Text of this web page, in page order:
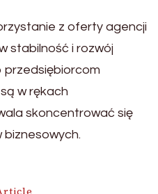
z oferty agencji
stabilność i rozwój
przedsiębiorcom
w rękach
skoncentrować się
biznesowych.